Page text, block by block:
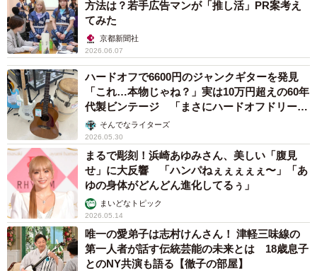
方法は？若手広告マンが「推し活」PR案考え
てみた
京都新聞社
2026.06.07
ハードオフで6600円のジャンクギターを発見
「これ…本物じゃね？」実は10万円超えの60年
代製ビンテージ 「まさにハードオフドリー
ム」そんでなライターズ
2026.05.30
まるで彫刻！浜崎あゆみさん、美しい「腹見
せ」に大反響 「ハンパねぇぇぇぇぇ〜」「あ
ゆの身体がどんどん進化してるぅ」
まいどなトピック
2026.05.14
唯一の愛弟子は志村けんさん！ 津軽三味線の
第一人者が話す伝統芸能の未来とは 18歳息子
とのNY共演も語る【徹子の部屋】